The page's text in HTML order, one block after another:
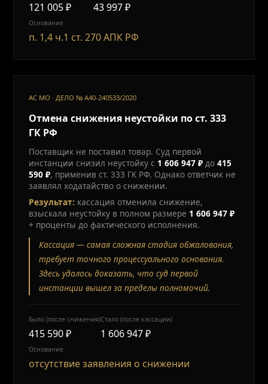
121 005 ₽ 43 997 ₽
Основание
п. 1,4 ч.1 ст. 270 АПК РФ
АС МО · ДЕЛО № А40-240533/2020
Отмена снижения неустойки по ст. 333
ГК РФ
Поставщик не поставил товар. Суд первой
инстанции снизил неустойку с 1 606 947 ₽ до415
590 ₽, применив ст. 333 ГК РФ. Однако ответчик не
заявлял ходатайство о снижении.
Результат: кассация отменила снижение,
взыскала неустойку в полном размере 1 606 947 ₽
+ проценты до фактического исполнения.
Кассация — самая сложная стадия обжалования,
требует точного процессуального основания.
Здесь удалось доказать, что суд первой
инстанции вышел за пределы полномочий.
Было (после снижения)
415 590 ₽
Стало (после кассации)
1 606 947 ₽
Основание
отсутствие заявления о снижении